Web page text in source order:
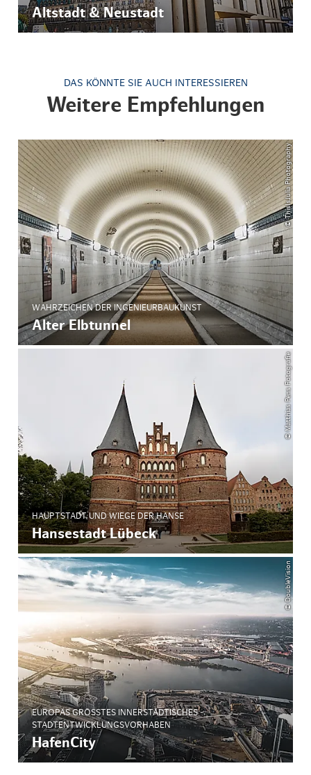
Altstadt & Neustadt
DAS KÖNNTE SIE AUCH INTERESSIEREN
Weitere Empfehlungen
© ThisIsJulia Photography
WAHRZEICHEN DER INGENIEURBAUKUNST
Alter Elbtunnel
© Matthias Pens Fotografie
HAUPTSTADT UND WIEGE DER HANSE
Hansestadt Lübeck
© DoubleVision
EUROPAS GRÖSSTES INNERSTÄDTISCHES S
TADTENTWICKLUNGSVORHABEN
HafenCity